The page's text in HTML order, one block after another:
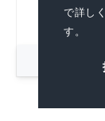
で詳し
す。